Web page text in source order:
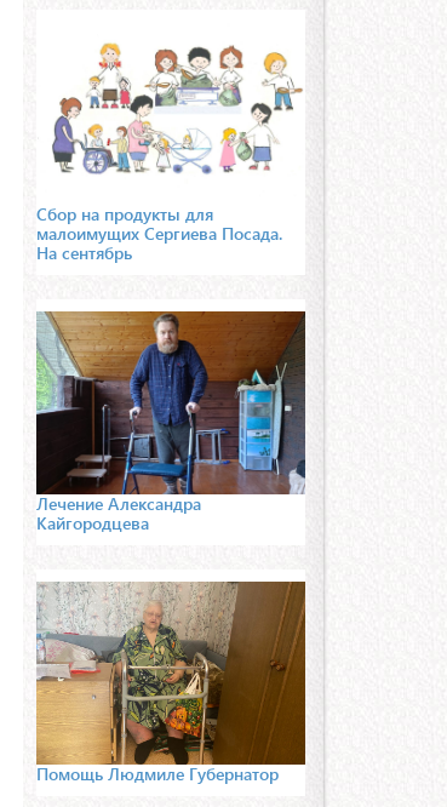
Сбор на продукты для
малоимущих Сергиева Посада.
На сентябрь
Лечение Александра
Кайгородцева
Помощь Людмиле Губернатор